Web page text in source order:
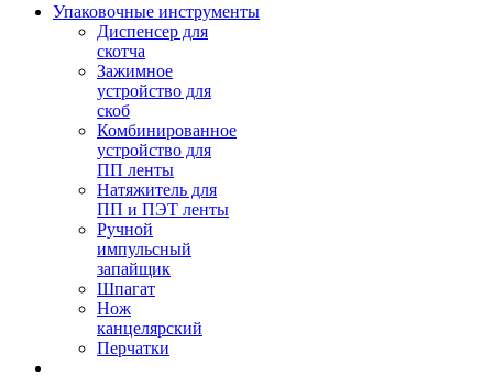
Упаковочные инструменты
Диспенсер для
скотча
Зажимное
устройство для
скоб
Комбинированное
устройство для
ПП ленты
Натяжитель для
ПП и ПЭТ ленты
Ручной
импульсный
запайщик
Шпагат
Нож
канцелярский
Перчатки